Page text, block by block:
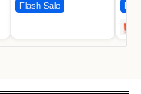
Flash Sale Hot